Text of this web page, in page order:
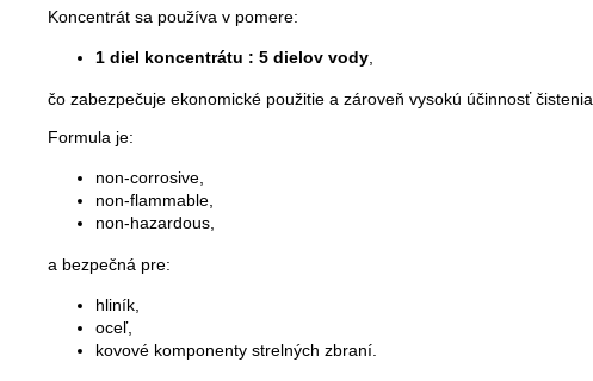
Koncentrát sa používa v pomere:
1 diel koncentrátu : 5 dielov vody
čo zabezpečuje ekonomické použitie a zároveň vysokú účinnosť čistenia.
Formula je:
non-corrosive,
non-flammable,
non-hazardous,
a bezpečná pre:
hliník,
oceľ,
kovové komponenty strelných zbraní.